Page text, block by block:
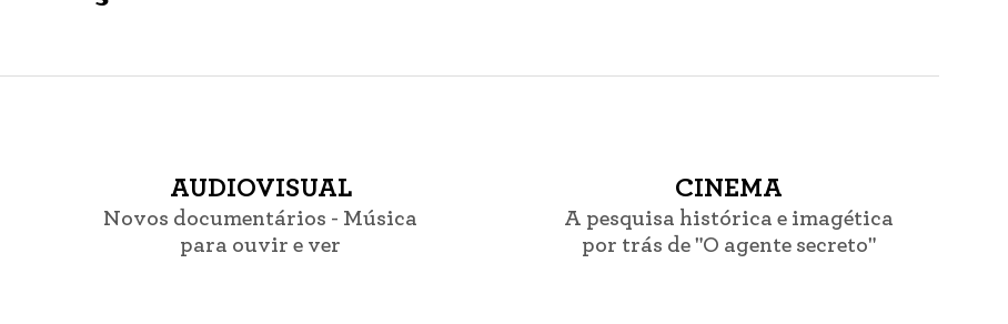
AUDIOVISUAL
Novos documentários - Música
para ouvir e ver
CINEMA
A pesquisa histórica e imagética
por trás de "O agente secreto"